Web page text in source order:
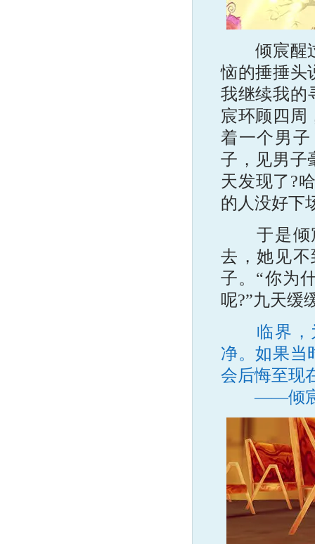
倾宸醒过
恼的捶捶头
我继续我的
宸环顾四周
着一个男
子，见男子
天发现了?
的人没好下
于是倾宸
去，她见
子。“你为
呢?”九天缓
临界
净。如果当
会后悔至现
——倾